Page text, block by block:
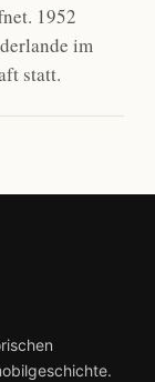
1952
im
statt.